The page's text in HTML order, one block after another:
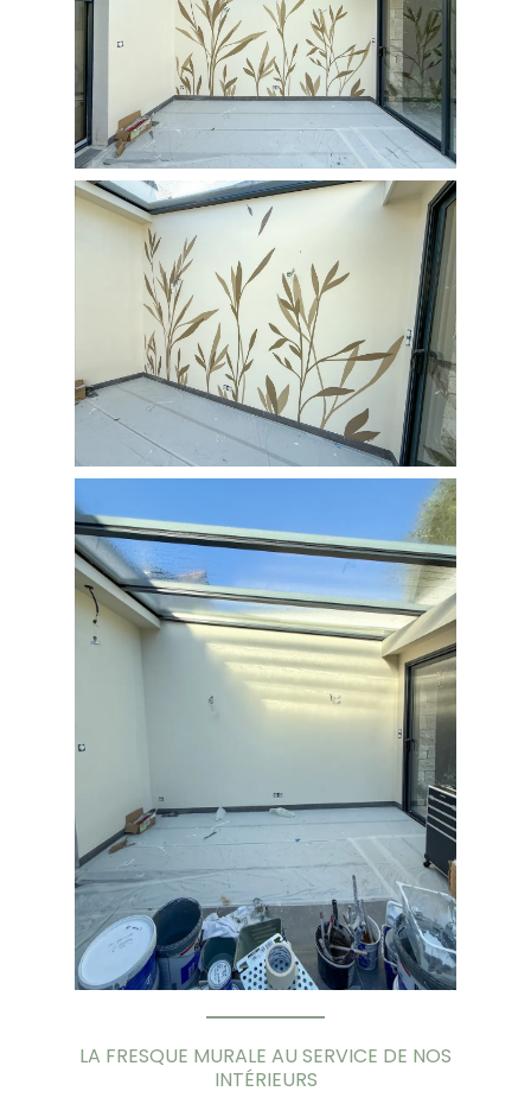
LA FRESQUE MURALE AU SERVICE DE NOS
INTÉRIEURS